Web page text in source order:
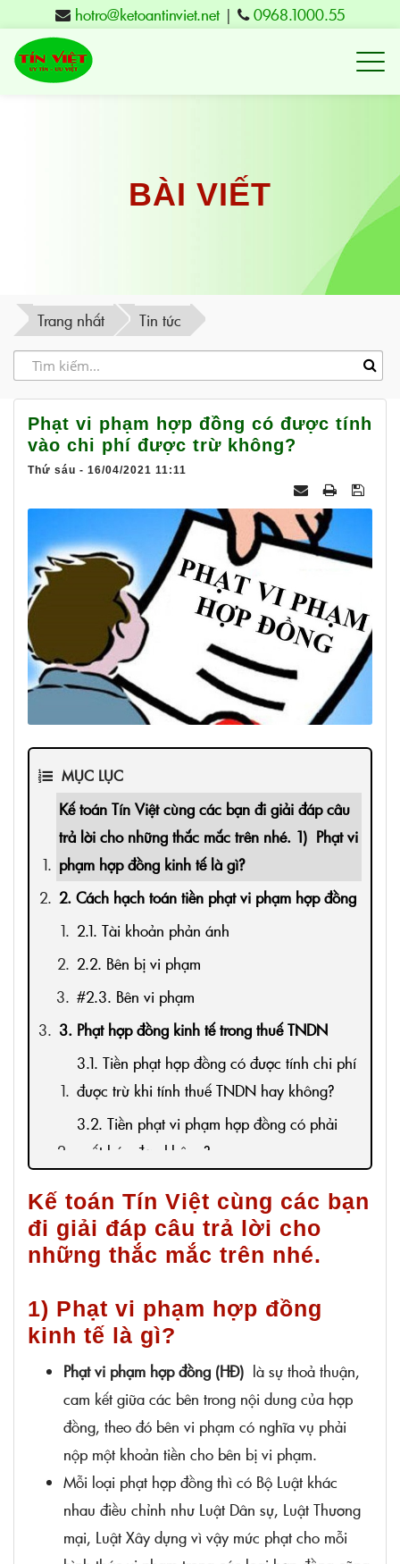
hotro@ketoantinviet.net| 0968.1000.55
Kế
Phú
Yên
tạo
Việt
-
BÀI VIẾT
Trang nhất Tin tức
Phạt vi phạm hợp đồng có được tính
vào chi phí được trừ không?
Thứ sáu - 16/04/2021 11:11
MỤC LỤC
Kế toán Tín Việt cùng các bạn đi giải đáp câu
trả lời cho những thắc mắc trên nhé. 1) Phạt vi
phạm hợp đồng kinh tế là gì?
2. Cách hạch toán tiền phạt vi phạm hợp đồng
2.1. Tài khoản phản ánh
2.2. Bên bị vi phạm
#2.3. Bên vi phạm
3. Phạt hợp đồng kinh tế trong thuế TNDN
3.1. Tiền phạt hợp đồng có được tính chi phí
được trừ khi tính thuế TNDN hay không?
3.2. Tiền phạt vi phạm hợp đồng có phải
xuất hóa đơn không?
Kế toán Tín Việt cùng các bạn
đi giải đáp câu trả lời cho
những thắc mắc trên nhé.
1) Phạt vi phạm hợp đồng
kinh tế là gì?
Phạt vi phạm hợp đồng (HĐ) là sự thoả thuận,
cam kết giữa các bên trong nội dung của hợp
đồng, theo đó bên vi phạm có nghĩa vụ phải
nộp một khoản tiền cho bên bị vi phạm.
Mỗi loại phạt hợp đồng thì có Bộ Luật khác
nhau điều chỉnh như Luật Dân sự, Luật Thương
mại, Luật Xây dựng vì vậy mức phạt cho mỗi